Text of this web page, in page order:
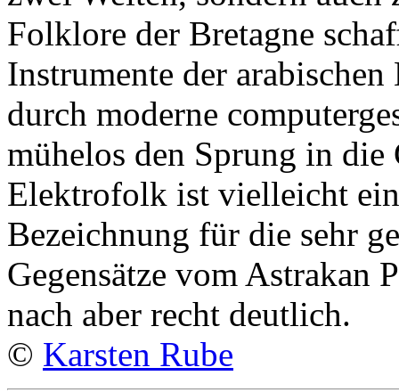
Folklore der Bretagne
Instrumente der
durch moderne
mühelos den Sprung in
Elektrofolk ist vielleicht
Bezeichnung für die sehr
Gegensätze vom Astrakan
nach aber recht deutlich.
© Karsten Rube